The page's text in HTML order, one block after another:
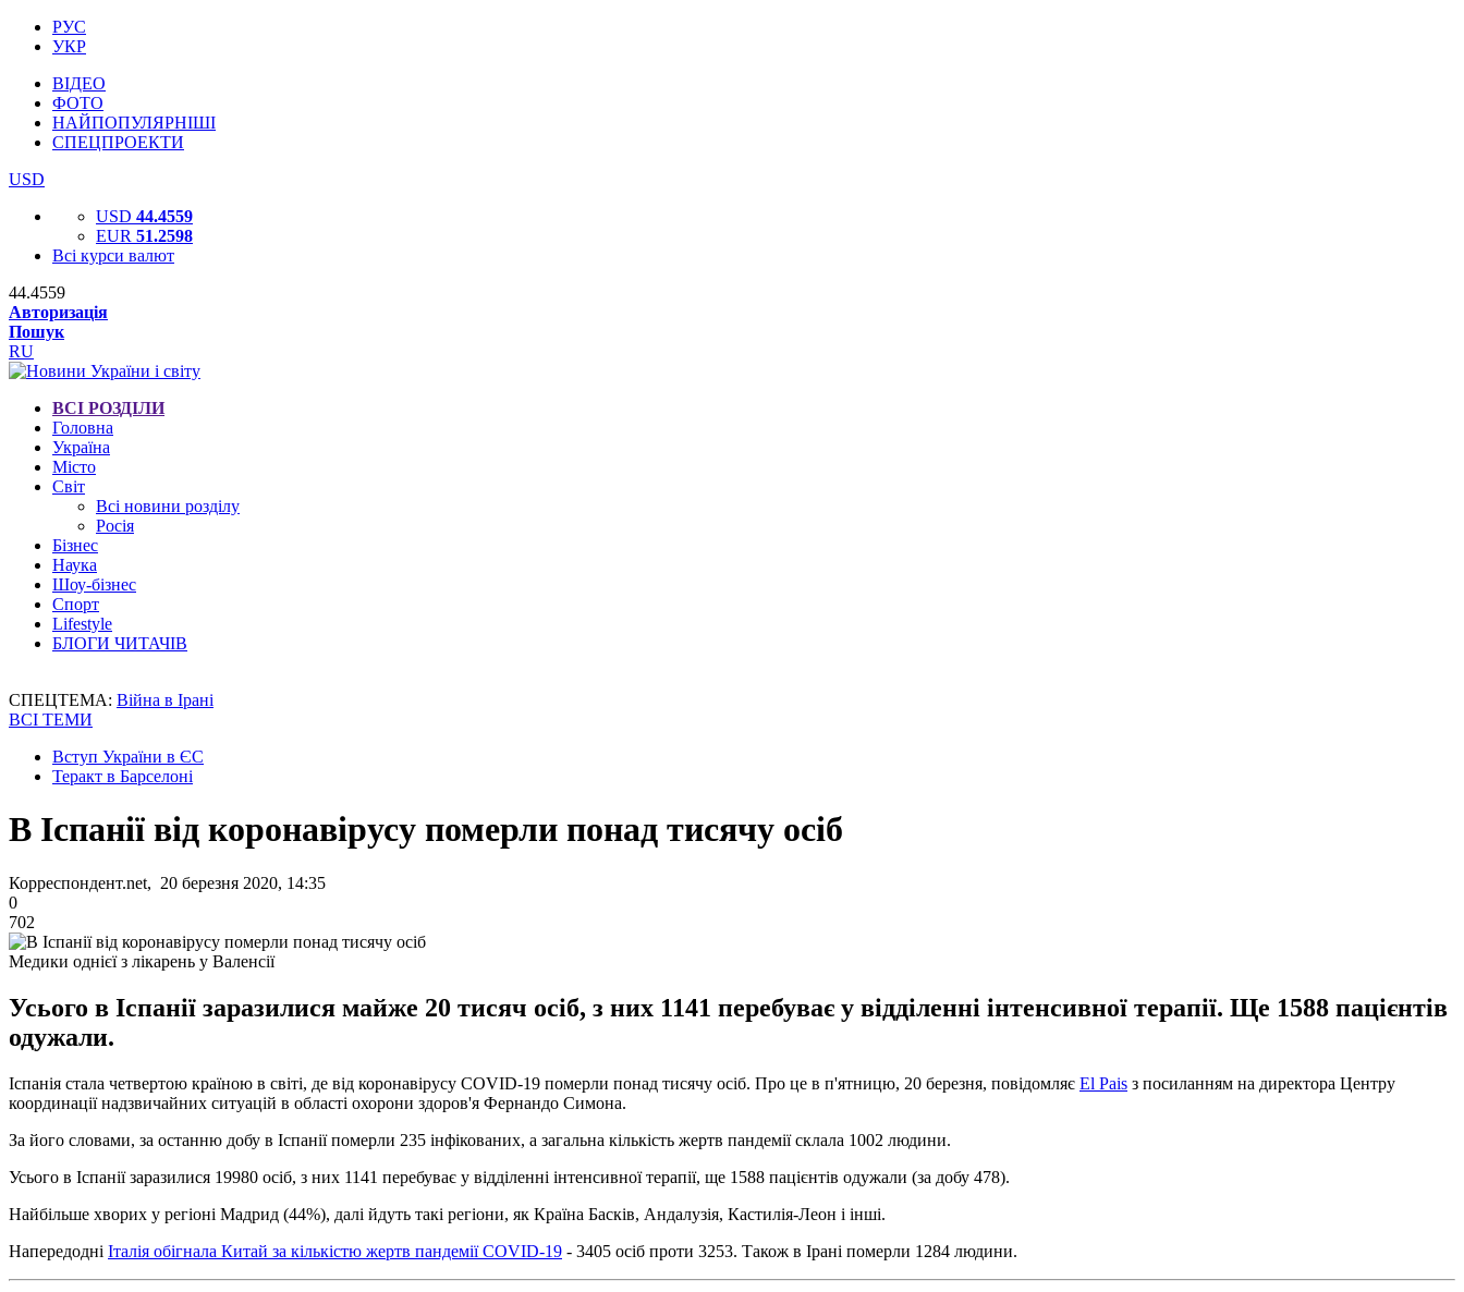
РУС
УКР
ВІДЕО
ФОТО
НАЙПОПУЛЯРНІШІ
СПЕЦПРОЕКТИ
USD
USD 44.4559
EUR 51.2598
Всі курси валют
44.4559
Авторизація
Пошук
RU
ВСІ РОЗДІЛИ
Головна
Україна
Місто
Світ
Всі новини розділу
Росія
Бізнес
Наука
Шоу-бізнес
Спорт
Lifestyle
БЛОГИ ЧИТАЧІВ
СПЕЦТЕМА: Війна в Ірані
ВСІ ТЕМИ
Вступ України в ЄС
Теракт в Барселоні
В Іспанії від коронавірусу померли понад тисячу осіб
Корреспондент.net, 20 березня 2020, 14:35
0
702
Медики однієї з лікарень у Валенсії
Усього в Іспанії заразилися майже 20 тисяч осіб, з них 1141 перебуває у відділенні інтенсивної терапії. Ще 1588 пацієнтів
одужали.
Іспанія стала четвертою країною в світі, де від коронавірусу COVID-19 померли понад тисячу осіб. Про це в п'ятницю, 20 березня, повідомляє El Pais з посиланням на директора Центру
координації надзвичайних ситуацій в області охорони здоров'я Фернандо Симона.
За його словами, за останню добу в Іспанії померли 235 інфікованих, а загальна кількість жертв пандемії склала 1002 людини.
Усього в Іспанії заразилися 19980 осіб, з них 1141 перебуває у відділенні інтенсивної терапії, ще 1588 пацієнтів одужали (за добу 478).
Найбільше хворих у регіоні Мадрид (44%), далі йдуть такі регіони, як Країна Басків, Андалузія, Кастилія-Леон і інші.
Напередодні Італія обігнала Китай за кількістю жертв пандемії COVID-19 - 3405 осіб проти 3253. Також в Ірані померли 1284 людини.